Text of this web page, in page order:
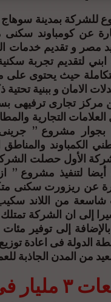
للشركة بمدينة
، عبارة عن كومباوند
مصر و تقديم خدمات
لتقديم تجربة
حيث يحتوى
الامان و ببنية
تجارى ترفيهى
أفضل العلامات التجارية
مشروع ”
الكمباوند
أيضا لتنفيذ مشروع
عن ريزورت سكنى
من اللاند سكيب
إلى ان الشركة
بالإضافة إلى توفير
الدولة فى اعادة
من المدن الجاذبة